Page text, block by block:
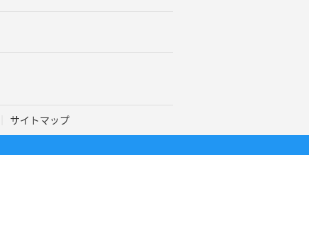
サイトマップ